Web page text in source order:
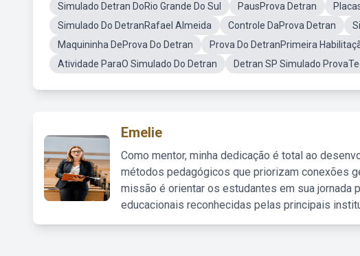
Simulado Detran DoRio Grande Do Sul
PausProva Detran
Simulado Do DetranRafael Almeida
Controle DaProva Detran
Maquininha DeProva Do Detran
Prova Do DetranPrimeira
Atividade ParaO Simulado Do Detran
Detran SP Simulado
Emelie
Como mentor, minha dedicação é total ao
métodos pedagógicos que priorizam conexões
missão é orientar os estudantes em sua jornada
educacionais reconhecidas pelas principais